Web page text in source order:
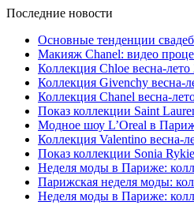
Последние новости
Основные тенденции
Макияж Chanel: видео
Коллекция Chloe весна-
Коллекция Givenchy весна-
Коллекция Chanel весна-
Показ коллекции Saint
Модное шоу L’Oreal в
Коллекция Valentino весна-
Показ коллекции Sonia
Неделя моды в Париже:
Парижская неделя моды:
Неделя моды в Париже: